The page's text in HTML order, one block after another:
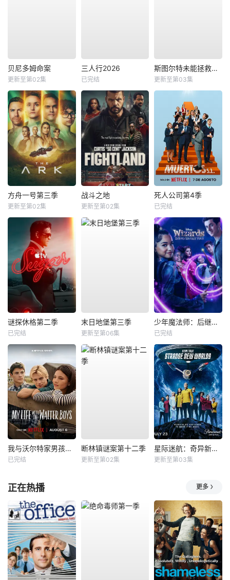
贝尼多姆命案
更新至第02集
三人行2026
已完结
斯图尔特未能拯救宇宙
更新至第03集
方舟一号第三季
更新至第02集
战斗之地
更新至第02集
死人公司第4季
已完结
谜探休格第二季
已完结
末日地堡第三季
更新至第06集
少年魔法师：后继者第三季
已完结
我与沃尔特家男孩的生活第三季
已完结
断林镇谜案第十二季
更新至第02集
星际迷航：奇异新世界第四季
更新至第03集
正在热播 更多